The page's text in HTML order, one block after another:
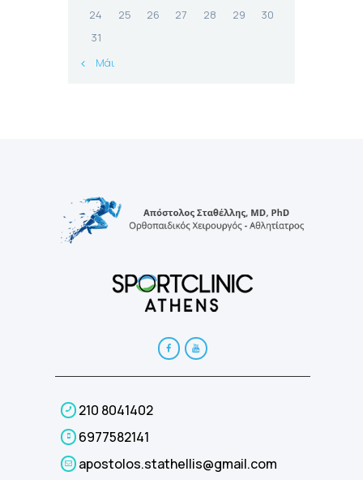
24
25 26 27 28 29
30
31
« Μάι
210 8041402
6977582141
apostolos.stathellis@gmail.com